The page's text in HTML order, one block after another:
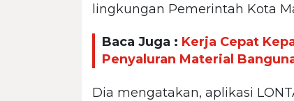
lingkungan Pemerintah Kota
Baca Juga : Kerja Cepat
Penyaluran Material
Dia mengatakan, aplikasi